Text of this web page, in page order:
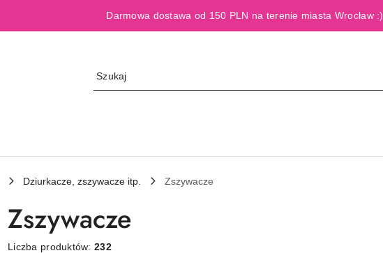
Darmowa dostawa od 150 PLN na terenie miasta Wrocław :)
Dziurkacze, zszywacze itp. Zszywacze
Zszywacze
Liczba produktów:232